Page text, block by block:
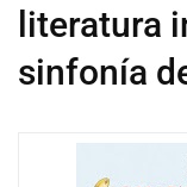
literatura
sinfonía